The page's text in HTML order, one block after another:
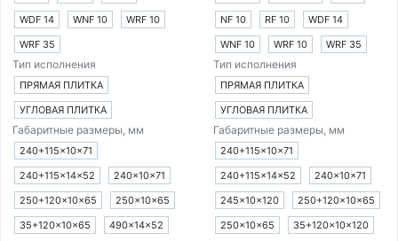
WDF 14
WNF 10
WRF 10
WRF 35
Тип исполнения
ПРЯМАЯ ПЛИТКА
УГЛОВАЯ ПЛИТКА
Габаритные размеры, мм
240+115×10×71
240+115×14×52
240×10×71
250+120×10×65
250×10×65
35+120×10×65
490×14×52
NF 10
RF 10
WDF 14
WNF 10
WRF 10 WRF 35
Тип исполнения
ПРЯМАЯ ПЛИТКА
УГЛОВАЯ ПЛИТКА
Габаритные размеры, мм
240+115×10×71
240+115×14×52
240×10×71
245×10×120
250+120×10×65
250×10×65
35+120×10×120